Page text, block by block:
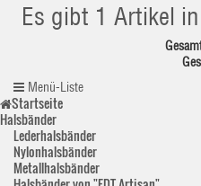
Es gibt 1 Artikel
Menü-Liste
Startseite
Halsbänder
Lederhalsbänder
Nylonhalsbänder
Metallhalsbänder